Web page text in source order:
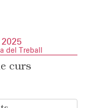
del Treball
curs